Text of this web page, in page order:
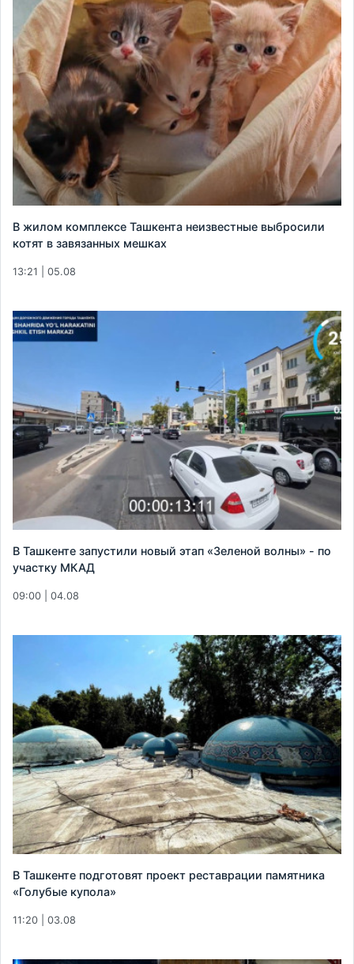
В жилом комплексе Ташкента неизвестные выбросили
котят в завязанных мешках
13:21 | 05.08
В Ташкенте запустили новый этап «Зеленой волны» - по
участку МКАД
09:00 | 04.08
В Ташкенте подготовят проект реставрации памятника
«Голубые купола»
11:20 | 03.08